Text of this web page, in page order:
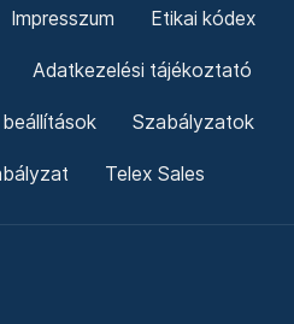
Impresszum Etikai kódex
Adatkezelési tájékoztató
Szabályzatok
Telex Sales